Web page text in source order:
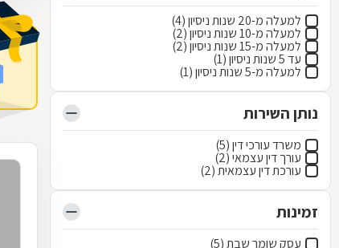
למעלה מ-20 שנות ניסיון (4)
למעלה מ-10 שנות ניסיון (2)
למעלה מ-15 שנות ניסיון (2)
עד 5 שנות ניסיון (1)
למעלה מ-5 שנות ניסיון (1)
נותן השירות
משרד עורכי דין (5)
עורך דין עצמאי (2)
עורכת דין עצמאית (2)
זמינות
עסק שומר שבת (5)